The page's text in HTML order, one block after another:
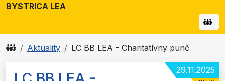
BYSTRICA LEA
Aktuality LC BB LEA - Charitatívny punč
29.11.2025